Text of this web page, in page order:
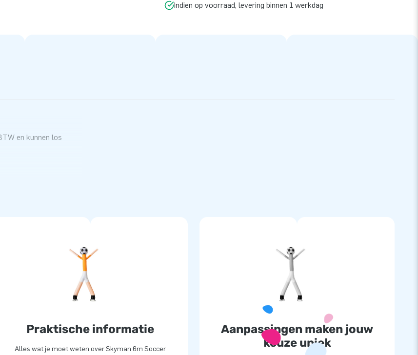
Indien op voorraad, levering binnen 1 werkdag
en kunnen los
Praktische informatie
Alles wat je moet weten over Skyman 6m Soccer
Aanpassingen maken jouw
keuze uniek